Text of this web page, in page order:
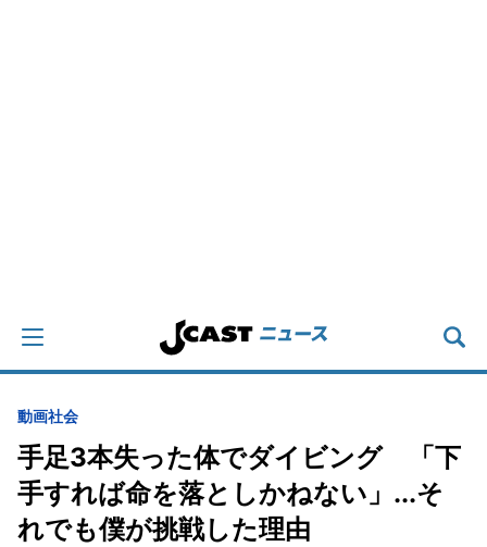
動画社会
手足3本失った体でダイビング 「下
手すれば命を落としかねない」...そ
れでも僕が挑戦した理由